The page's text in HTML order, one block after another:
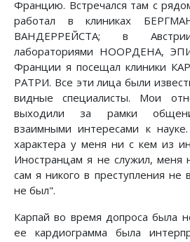
Францию. Встречался там с
работал в клиниках
ВАНДЕРРЕЙСТА; в
лабораториями НООРДЕНА,
Франции я посещал клиники
РАТРИ. Все эти лица были
видные специалисты. Мои
выходили за рамки
взаимными интересами к
характера у меня ни с кем из
Иностранцам я не служил, меня
сам я никого в преступления не
не был".
Карпай во время допроса была
ее кардиограмма была